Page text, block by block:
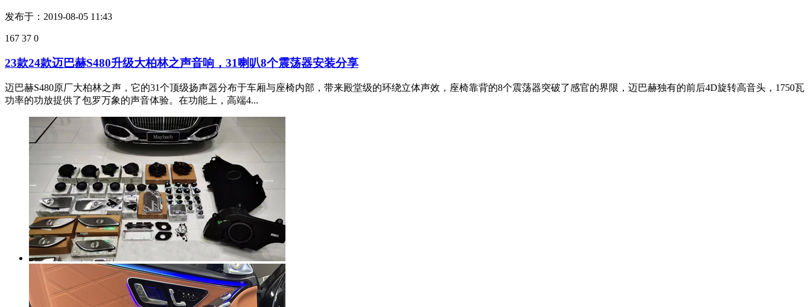
发布于：2019-08-05 11:43
167 37 0
23款24款迈巴赫S480升级大柏林之声音响，31喇叭8个震荡器安装分享
迈巴赫S480原厂大柏林之声，它的31个顶级扬声器分布于车厢与座椅内部，带来殿堂级的环绕立体声效，座椅靠背的8个震荡器突破了感官的界限，迈巴赫独有的前后4D旋转高音头，1750瓦
功率的功放提供了包罗万象的声音体验。在功能上，高端4...